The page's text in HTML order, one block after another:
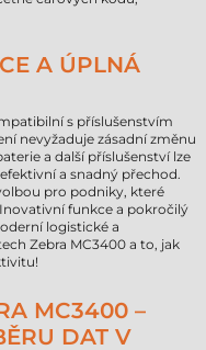
A ÚPLNÁ
s příslušenstvím
nevyžaduje zásadní změnu
a další příslušenství lze
a snadný přechod.
pro podniky, které
funkce a pokročilý
logistické a
Zebra MC3400 a to, jak
MC3400 –
DAT V